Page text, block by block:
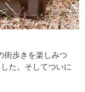
街歩きを楽しみつ
た。そしてついに